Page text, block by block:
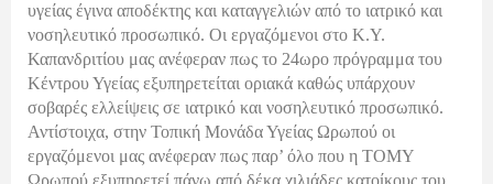
υγείας έγινα αποδέκτης και καταγγελιών από το ιατρικό και
νοσηλευτικό προσωπικό. Οι εργαζόμενοι στο Κ.Υ.
Καπανδριτίου μας ανέφεραν πως το 24ωρο πρόγραμμα του
Κέντρου Υγείας εξυπηρετείται οριακά καθώς υπάρχουν
σοβαρές ελλείψεις σε ιατρικό και νοσηλευτικό προσωπικό.
Αντίστοιχα, στην Τοπική Μονάδα Υγείας Ωρωπού οι
εργαζόμενοι μας ανέφεραν πως παρ’ όλο που η ΤΟΜΥ